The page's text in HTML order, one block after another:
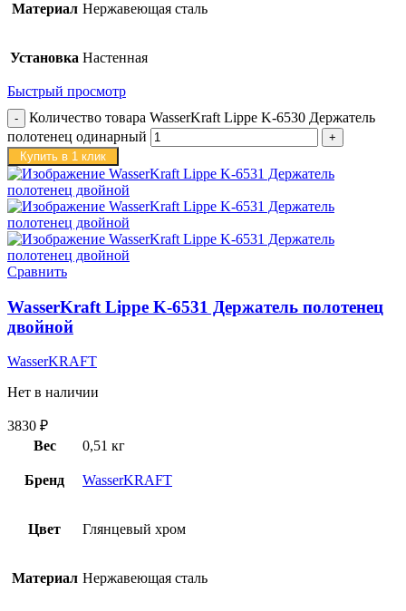
Материал Нержавеющая сталь
Установка Настенная
Быстрый просмотр
Количество товара WasserKraft Lippe K-6530 Держатель
полотенец одинарный
Купить в 1 клик
Сравнить
WasserKraft Lippe K-6531 Держатель полотенец
двойной
WasserKRAFT
Нет в наличии
3830 ₽
Вес
0,51 кг
Бренд WasserKRAFT
Цвет Глянцевый хром
Материал Нержавеющая сталь